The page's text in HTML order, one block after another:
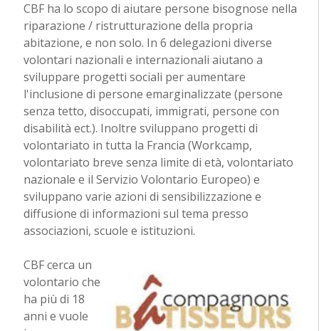
CBF ha lo scopo di aiutare persone bisognose nella
riparazione / ristrutturazione della propria
abitazione, e non solo. In 6 delegazioni diverse
volontari nazionali e internazionali aiutano a
sviluppare progetti sociali per aumentare
l'inclusione di persone emarginalizzate (persone
senza tetto, disoccupati, immigrati, persone con
disabilità ect.). Inoltre sviluppano progetti di
volontariato in tutta la Francia (Workcamp,
volontariato breve senza limite di età, volontariato
nazionale e il Servizio Volontario Europeo) e
sviluppano varie azioni di sensibilizzazione e
diffusione di informazioni sul tema presso
associazioni, scuole e istituzioni.
CBF cerca un
volontario che
ha più di 18
anni e vuole